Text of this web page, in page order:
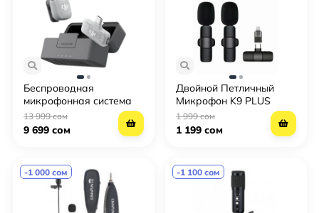
Беспроводная
микрофонная система
DJI Mic Mini 2 (1 TX + 1
Mobile RX + Charging
13 999 сом
9 699 сом
Двойной Петличный
Микрофон K9 PLUS
(Type-C, Lightning)
(Петличка)
1 999 сом
1 199 сом
-1 000 сом -1 100 сом